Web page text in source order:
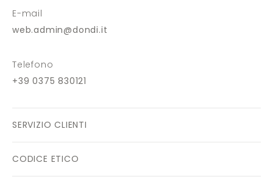
E-mail
web.admin@dondi.it
Telefono
+39 0375 830121
SERVIZIO CLIENTI
CODICE ETICO